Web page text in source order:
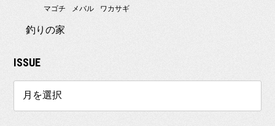
マゴチ
メバル ワカサギ
釣りの家
ISSUE